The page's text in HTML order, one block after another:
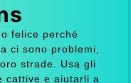
felice perché
ci sono problemi,
strade. Usa gli
cattive e aiutarli a